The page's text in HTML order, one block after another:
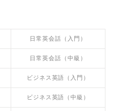
日常英会話（入門）
日常英会話（中級）
ビジネス英語（入門）
ビジネス英語（中級）